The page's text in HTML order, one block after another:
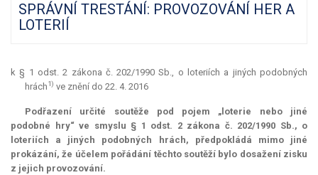
SPRÁVNÍ TRESTÁNÍ: PROVOZOVÁNÍ HER A
LOTERIÍ
k § 1 odst. 2 zákona č. 202/1990 Sb., o loteriích a jiných podobných
hrách1) ve znění do 22. 4. 2016
Podřazení určité soutěže pod pojem „loterie nebo jiné
podobné hry“ ve smyslu § 1 odst. 2 zákona č. 202/1990 Sb., o
loteriích a jiných podobných hrách, předpokládá mimo jiné
prokázání, že účelem pořádání těchto soutěží bylo dosažení zisku
z jejich provozování.